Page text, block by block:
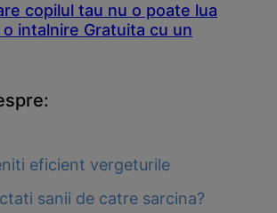
copilul tau nu o poate lua
intalnire Gratuita cu un
eficient vergeturile
sanii de catre sarcina?